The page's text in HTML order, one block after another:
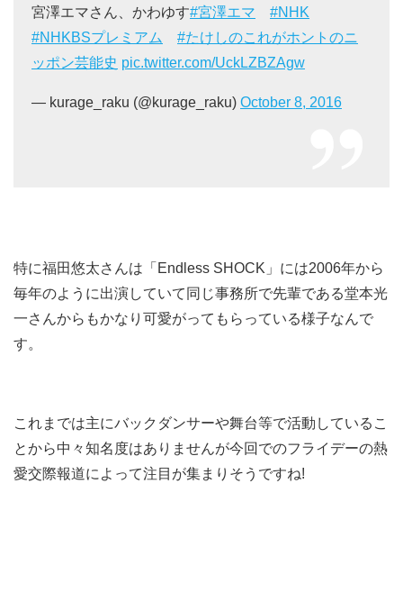
宮澤エマさん、かわゆす#宮澤エマ
#NHK
#NHKBSプレミアム
#たけしのこれがホントのニ
ッポン芸能史 pic.twitter.com/UckLZBZAgw
— kurage_raku (@kurage_raku) October 8, 2016
特に福田悠太さんは「Endless SHOCK」には2006年から
毎年のように出演していて同じ事務所で先輩である堂本光
一さんからもかなり可愛がってもらっている様子なんで
す。
これまでは主にバックダンサーや舞台等で活動しているこ
とから中々知名度はありませんが今回でのフライデーの熱
愛交際報道によって注目が集まりそうですね!